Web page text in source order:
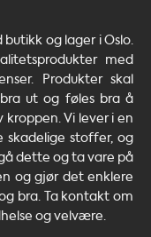
og lager i Oslo.
med
Produkter skal
ut og føles bra å
kroppen. Vi lever i en
skadelige stoffer, og
dette og ta vare på
og gjør det enklere
bra. Ta kontakt om
og velvære.